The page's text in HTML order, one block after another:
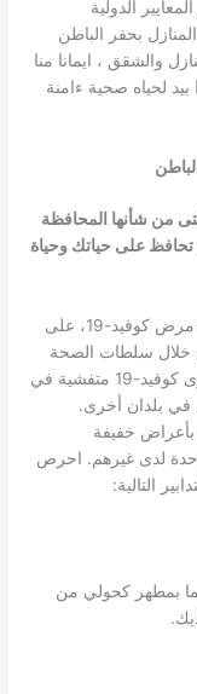
الدولية
بحفر الباطن
والشقق ، ايمانا منا
بيد لحياه صحية ءامنة
من شأنها المحافظة
على حياتك وحياة
احرص على متابعة آخر المستجدات عن فاشية مرض كوفيد-19، على
خلال سلطات الصحة
العامة المحلية والوطنية. وفي حين لا تزال عدوى كوفيد-19 متفشية في
بلدان أخرى.
بأعراض خفيفة
حدة لدى غيرهم. احرص
التالية:
بمطهر كحولي من